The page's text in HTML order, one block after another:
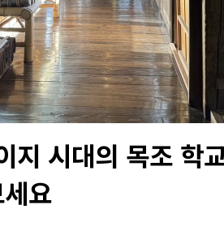
지 시대의 목조 학
요